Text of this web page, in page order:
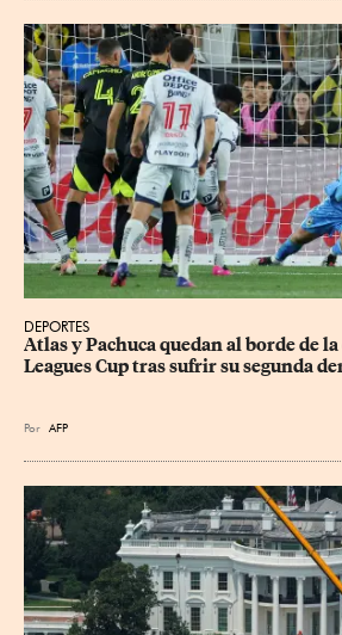
DEPORTES
Atlas y Pachuca quedan al borde de
Leagues Cup tras sufrir su segunda
Por AFP